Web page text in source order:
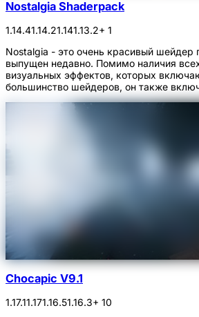
Nostalgia Shaderpack
1.14.41.14.21.141.13.2+ 1
Nostalgia - это очень красивый шейдер
выпущен недавно. Помимо наличия
визуальных эффектов, которых
большинство шейдеров, он также
Chocapic V9.1
1.17.11.171.16.51.16.3+ 10